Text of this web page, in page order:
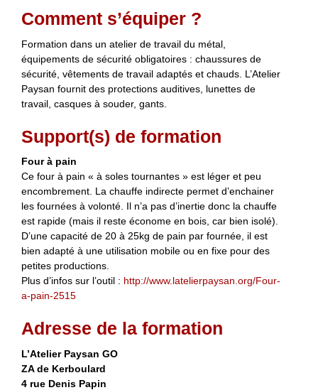
Comment s’équiper ?
Formation dans un atelier de travail du métal,
équipements de sécurité obligatoires : chaussures de
sécurité, vêtements de travail adaptés et chauds. L’Atelier
Paysan fournit des protections auditives, lunettes de
travail, casques à souder, gants.
Support(s) de formation
Four à pain
Ce four à pain « à soles tournantes » est léger et peu
encombrement. La chauffe indirecte permet d’enchainer
les fournées à volonté. Il n’a pas d’inertie donc la chauffe
est rapide (mais il reste économe en bois, car bien isolé).
D’une capacité de 20 à 25kg de pain par fournée, il est
bien adapté à une utilisation mobile ou en fixe pour des
petites productions.
Plus d’infos sur l’outil : http://www.latelierpaysan.org/Four-
a-pain-2515
Adresse de la formation
L’Atelier Paysan GO
ZA de Kerboulard
4 rue Denis Papin